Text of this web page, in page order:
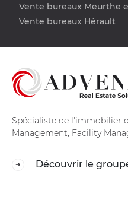
Vente bureaux Meurthe
Vente bureaux Hérault
Spécialiste de l'immobilier
Management, Facility
Découvrir le